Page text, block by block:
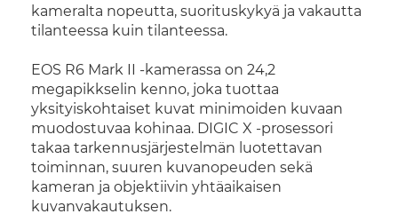
kameralta nopeutta, suorituskykyä ja vakautta
tilanteessa kuin tilanteessa.
EOS R6 Mark II -kamerassa on 24,2
megapikkselin kenno, joka tuottaa
yksityiskohtaiset kuvat minimoiden kuvaan
muodostuvaa kohinaa. DIGIC X -prosessori
takaa tarkennusjärjestelmän luotettavan
toiminnan, suuren kuvanopeuden sekä
kameran ja objektiivin yhtäaikaisen
kuvanvakautuksen.